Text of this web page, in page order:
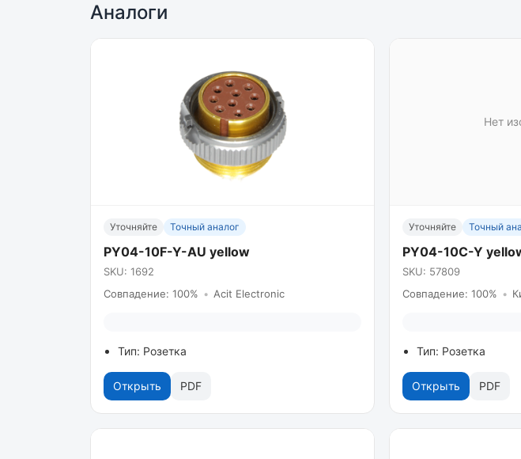
Аналоги
Уточняйте Точный аналог
PY04-10F-Y-AU yellow
SKU: 1692
Совпадение: 100% • Acit Electronic
Тип: Розетка
Открыть PDF
Нет
Уточняйте Точный
PY04-10C-Y
SKU: 57809
Совпадение: 100% •
Тип: Розетка
Открыть PDF